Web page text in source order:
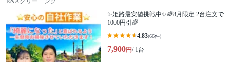
✨姫路最安値挑戦中✨🌈8月限定 2台注文で
1000円引🌈
4.83(66件)
7,900円/ 1台